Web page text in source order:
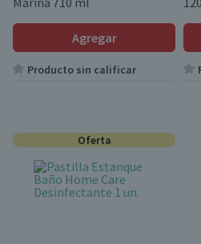
Agregar
Producto sin calificar
Oferta